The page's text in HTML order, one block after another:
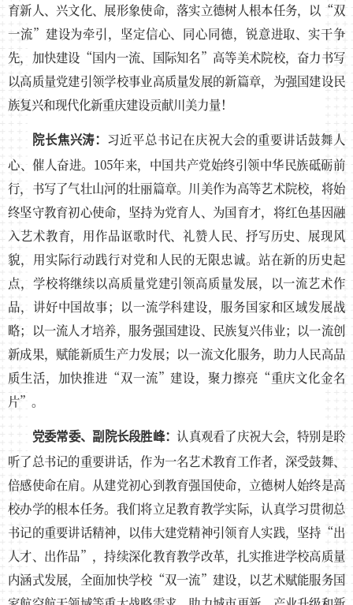
育新人、兴文化、展形象使命，落实立德树人根本任务，以“双
一流”建设为牵引，坚定信心、同心同德，锐意进取、实干争
先，加快建设“国内一流、国际知名”高等美术院校，奋力书写
以高质量党建引领学校事业高质量发展的新篇章，为强国建设民
族复兴和现代化新重庆建设贡献川美力量！
院长焦兴涛： 习近平总书记在庆祝大会的重要讲话鼓舞人
心、催人奋进。105年来，中国共产党始终引领中华民族砥砺前
行，书写了气壮山河的壮丽篇章。川美作为高等艺术院校，将始
终坚守教育初心使命，坚持为党育人、为国育才，将红色基因融
入艺术教育，用作品讴歌时代、礼赞人民、抒写历史、展现风
貌，用实际行动践行对党和人民的无限忠诚。站在新的历史起
点，学校将继续以高质量党建引领高质量发展，以一流艺术作
品，讲好中国故事；以一流学科建设，服务国家和区域发展战
略；以一流人才培养，服务强国建设、民族复兴伟业；以一流创
新成果，赋能新质生产力发展；以一流文化服务，助力人民高品
质生活，加快推进“双一流”建设，聚力擦亮“重庆文化金名
片”。
党委常委、副院长段胜峰：认真观看了庆祝大会，特别是聆
听了总书记的重要讲话，作为一名艺术教育工作者，深受鼓舞、
倍感使命在肩。从建党初心到教育强国使命，立德树人始终是高
校办学的根本任务。我们将立足教育教学实际，认真学习贯彻总
书记的重要讲话精神，以伟大建党精神引领育人实践，坚持“出
人才、出作品”，持续深化教育教学改革，扎实推进学校高质量
内涵式发展，全面加快学校“双一流”建设，以艺术赋能服务国